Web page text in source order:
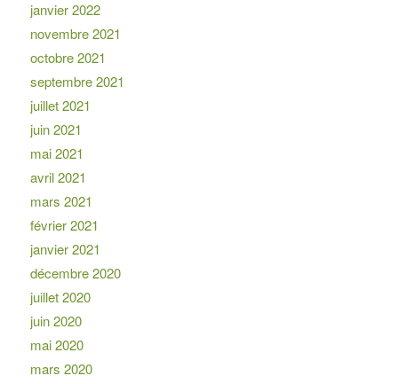
janvier 2022
novembre 2021
octobre 2021
septembre 2021
juillet 2021
juin 2021
mai 2021
avril 2021
mars 2021
février 2021
janvier 2021
décembre 2020
juillet 2020
juin 2020
mai 2020
mars 2020